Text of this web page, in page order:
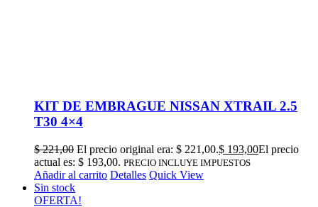
KIT DE EMBRAGUE NISSAN XTRAIL 2.5
T30 4×4
$221,00 El precio original era: $ 221,00.$ 193,00El precio
actual es: $ 193,00. PRECIO INCLUYE IMPUESTOS
Añadir al carrito Detalles Quick View
Sin stock
OFERTA!